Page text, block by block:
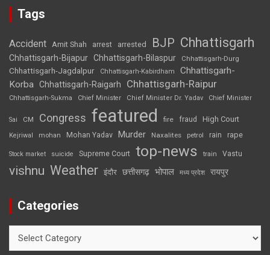
Tags
Accident Amit Shah arrest arrested BJP Chhattisgarh
Chhattisgarh-Bijapur Chhattisgarh-Bilaspur Chhattisgarh-Durg
Chhattisgarh-Jagdalpur Chhattisgarh-Kabirdham
Chhattisgarh-
Korba Chhattisgarh-Raigarh Chhattisgarh-Raipur
Chhattisgarh-Sukma Chief Minister Chief Minister Dr. Yadav Chief Minister
Sai CM Congress featured fire fraud High Court
Kejriwal mohan Mohan Yadav Murder Naxalites petrol rain rape
Stock market suicide Supreme Court top-news train Vastu
vishnu Weather इंदौर छत्तीसगढ़ भोपाल मध्य प्रदेश रायपुर
Categories